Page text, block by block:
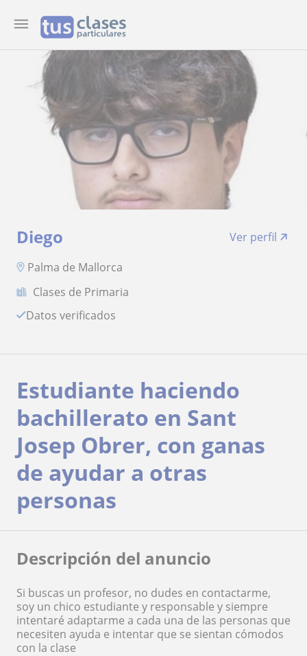
Diego
Ver perfil
Palma de Mallorca
Clases de Primaria
Datos verificados
Estudiante haciendo
bachillerato en Sant
Josep Obrer, con ganas
de ayudar a otras
personas
Descripción del anuncio
Si buscas un profesor, no dudes en contactarme,
soy un chico estudiante y responsable y siempre
intentaré adaptarme a cada una de las personas que
necesiten ayuda e intentar que se sientan cómodos
con la clase